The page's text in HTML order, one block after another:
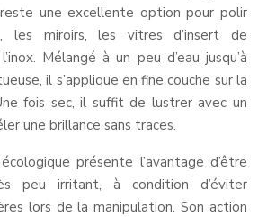
une excellente option pour polir
les miroirs, les vitres d’insert de
Mélangé à un peu d’eau jusqu’à
il s’applique en fine couche sur la
fois sec, il suffit de lustrer avec un
une brillance sans traces.
présente l’avantage d’être
peu irritant, à condition d’éviter
lors de la manipulation. Son action